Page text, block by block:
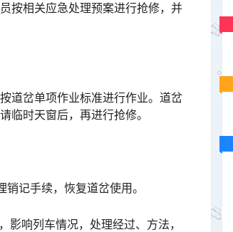
按相关应急处理预案进行抢修，并
道岔单项作业标准进行作业。道岔
临时天窗后，再进行抢修。󠅅󠅃󠄵󠅂󠄪󠇖󠆨󠆨󠇕󠆞󠆒󠅬󠇘󠆭󠆘󠇙󠆝󠅵󠇗󠆭󠆁󠄐󠇗󠅹󠅸󠇖󠆍󠅳󠇖󠅹󠅰󠇖󠆌󠅹
记手续，恢复道岔使用。
响列车情况，处理经过、方法，